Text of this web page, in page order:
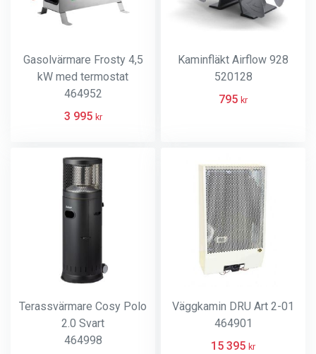
Gasolvärmare Frosty 4,5
kW med termostat
464952
3 995 kr
Kaminfläkt Airflow 928
520128
795 kr
Terassvärmare Cosy Polo
2.0 Svart
464998
Väggkamin DRU Art 2-01
464901
15 395 kr